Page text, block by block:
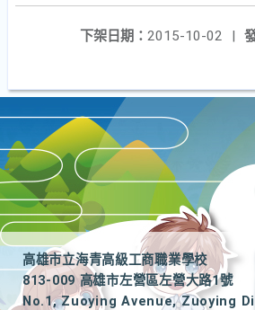
下架日期： 2015-10-02
|
高雄市立海青高級工商職業學校
813-009 高雄市左營區左營大路1號
No.1, Zuoying Avenue, Zuoying